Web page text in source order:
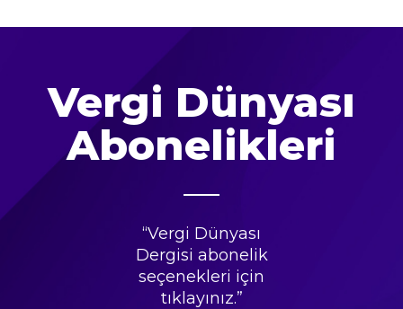
Vergi Dünyası
Abonelikleri
“Vergi Dünyası
Dergisi abonelik
seçenekleri için
tıklayınız.”